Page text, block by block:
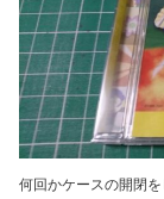
何回かケースの開閉